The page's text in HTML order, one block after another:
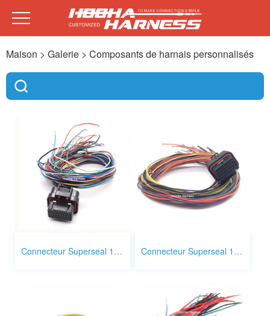
Maison > Galerie > Composants de harnais personnalisés
Connecteur Superseal 1,0 mm 34p 4 - 1437290 - 1 Connecteur Superseal 1,0 mm 34p 4 - 1437290 - 0